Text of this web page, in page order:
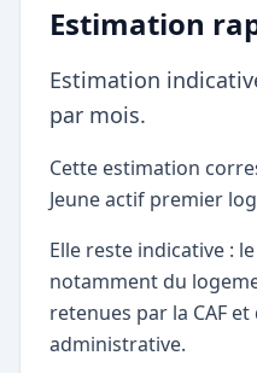
Estimation
Estimation
par mois.
Cette estimation
Jeune actif premier
Elle reste indicative :
notamment du
retenues par la CAF
administrative.